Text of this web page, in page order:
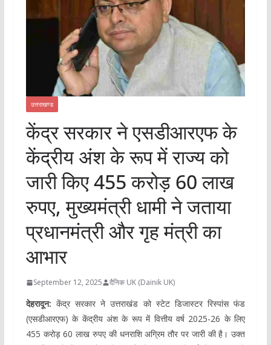
उत्तराखण्ड
केंद्र सरकार ने एसडीआरएफ के
केंद्रीय अंश के रूप में राज्य को
जारी किए 455 करोड़ 60 लाख
रुपए, मुख्यमंत्री धामी ने जताया
प्रधानमंत्री और गृह मंत्री का
आभार
September 12, 2025 दैनिक UK (Dainik UK)
देहरादून: केंद्र सरकार ने उत्तराखंड को स्टेट डिजास्टर रिस्पांस फंड
(एसडीआरएफ) के केंद्रीय अंश के रूप में वित्तीय वर्ष 2025-26 के लिए
455 करोड़ 60 लाख रुपए की धनराशि अग्रिम तौर पर जारी की है। उक्त